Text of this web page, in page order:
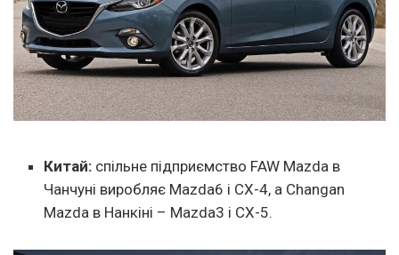
Китай: спільне підприємство FAW Mazda в
Чанчуні виробляє Mazda6 і CX-4, а Changan
Mazda в Нанкіні – Mazda3 і CX-5.